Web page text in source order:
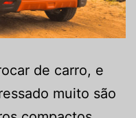
de carro, e
muito são